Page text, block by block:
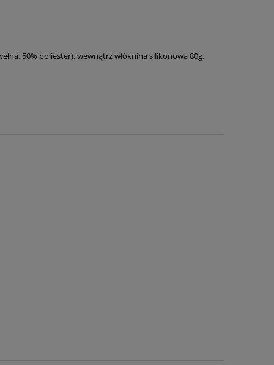
50% poliester), wewnątrz włóknina silikonowa 80g,